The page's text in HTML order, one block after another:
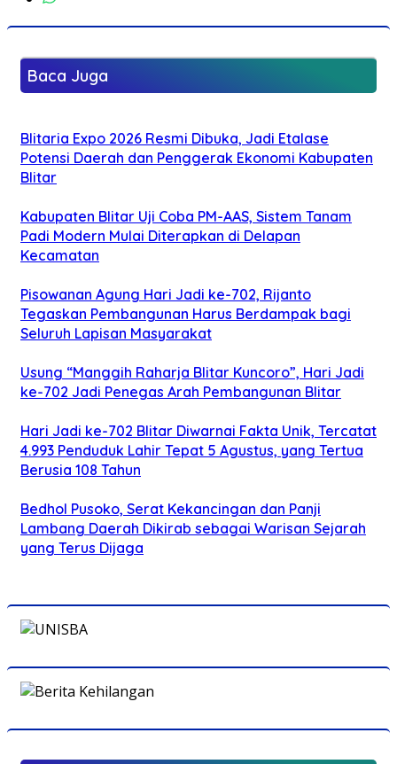
Baca Juga
Blitaria Expo 2026 Resmi Dibuka, Jadi Etalase
Potensi Daerah dan Penggerak Ekonomi Kabupaten
Blitar
Kabupaten Blitar Uji Coba PM-AAS, Sistem Tanam
Padi Modern Mulai Diterapkan di Delapan
Kecamatan
Pisowanan Agung Hari Jadi ke-702, Rijanto
Tegaskan Pembangunan Harus Berdampak bagi
Seluruh Lapisan Masyarakat
Usung “Manggih Raharja Blitar Kuncoro”, Hari Jadi
ke-702 Jadi Penegas Arah Pembangunan Blitar
Hari Jadi ke-702 Blitar Diwarnai Fakta Unik, Tercatat
4.993 Penduduk Lahir Tepat 5 Agustus, yang Tertua
Berusia 108 Tahun
Bedhol Pusoko, Serat Kekancingan dan Panji
Lambang Daerah Dikirab sebagai Warisan Sejarah
yang Terus Dijaga